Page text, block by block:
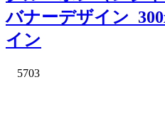
バナーデザイン
イン
5703